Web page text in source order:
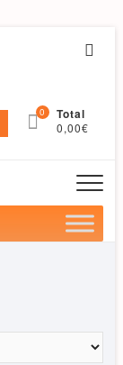
0 Total
0,00€